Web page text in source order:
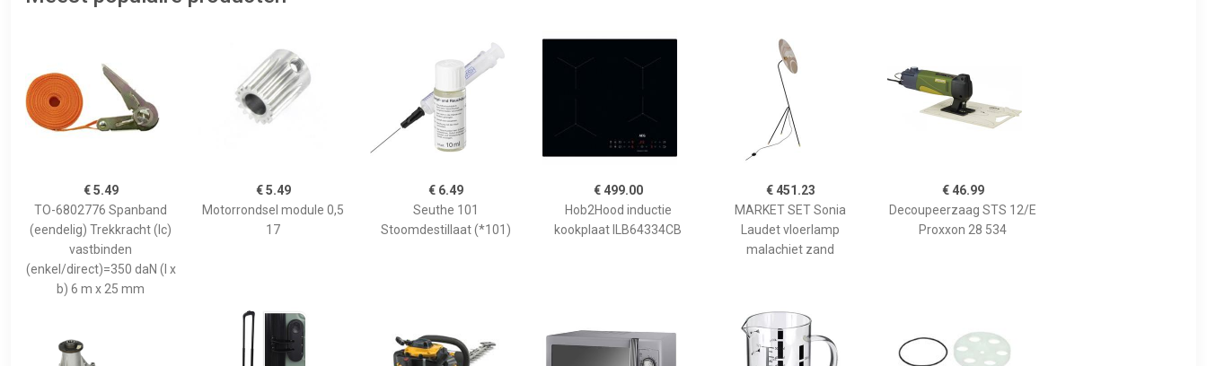
€ 5.49
TO-6802776 Spanband
(eendelig) Trekkracht (lc)
vastbinden
(enkel/direct)=350 daN (l x
b) 6 m x 25 mm
€ 5.49
Motorrondsel module 0,5
17
€ 6.49
Seuthe 101
Stoomdestillaat (*101)
€ 499.00
Hob2Hood inductie
kookplaat ILB64334CB
€ 451.23
MARKET SET Sonia
Laudet vloerlamp
malachiet zand
€ 46.99
Decoupeerzaag STS 12/E
Proxxon 28 534